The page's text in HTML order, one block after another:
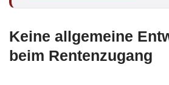
Keine allgemeine
beim Rentenzugang